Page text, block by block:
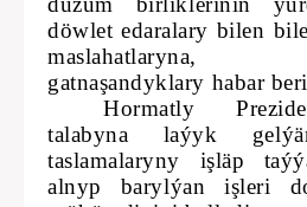
döwlet edaralary bilen
maslahatlaryna,
gatnaşandyklary habar
Hormatly
talabyna laýyk
taslamalaryny işläp
alnyp barylýan işleri